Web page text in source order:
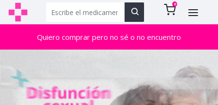
0
Quiero comprar pero no sé o no encuentro